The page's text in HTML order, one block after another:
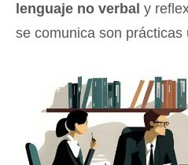
lenguaje no verbal y
se comunica son prácticas